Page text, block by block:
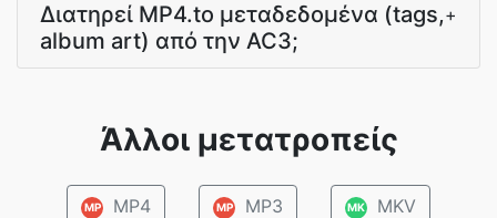
Διατηρεί MP4.to μεταδεδομένα (tags,
album art) από την AC3;
+
Άλλοι μετατροπείς
MP MP4 MP MP3 MK MKV